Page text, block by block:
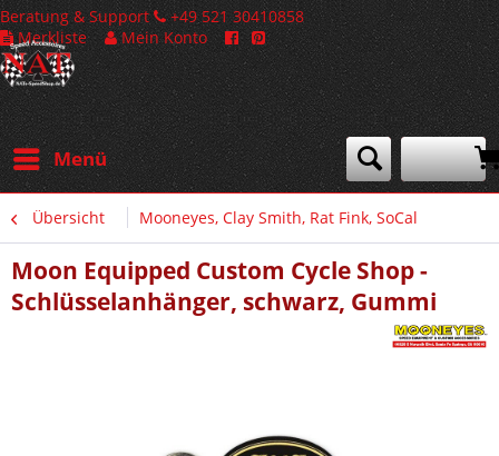
Beratung & Support
+49 521 30410858
Merkliste
Mein Konto
Menü
Übersicht Mooneyes, Clay Smith, Rat Fink, SoCal
Moon Equipped Custom Cycle Shop -
Schlüsselanhänger, schwarz, Gummi